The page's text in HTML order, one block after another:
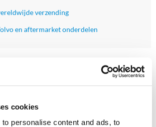
cookies
personalise content and ads, to
verzending
en aftermarket onderdelen